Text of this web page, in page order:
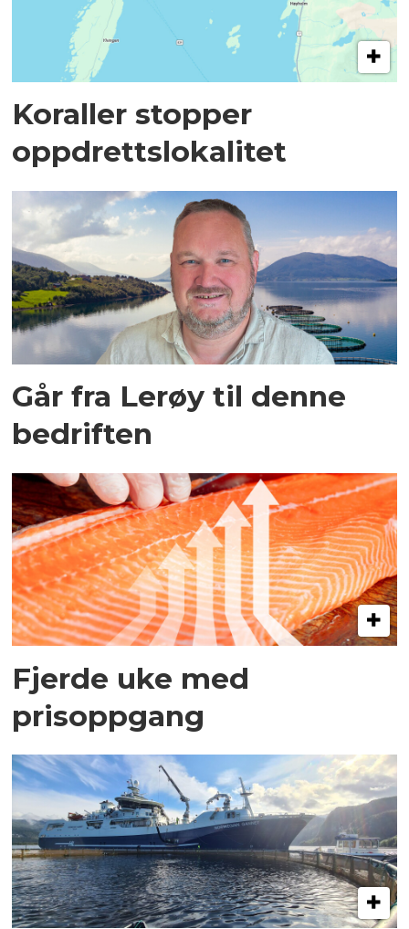
Koraller stopper
oppdrettslokalitet
Går fra Lerøy til denne
bedriften
Fjerde uke med
prisoppgang